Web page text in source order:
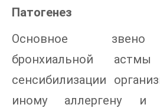
Патогенез
Основное звено
бронхиальной
сенсибилизации
иному аллергену и